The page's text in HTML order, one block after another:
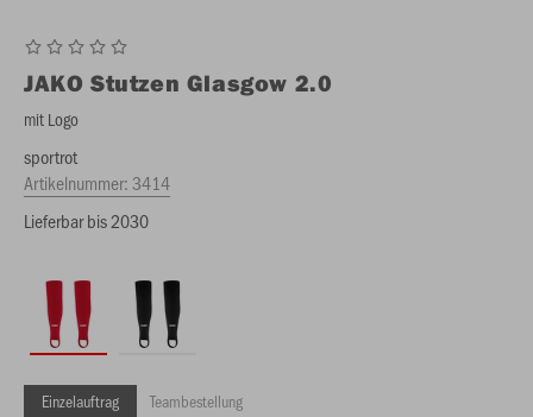
JAKO Stutzen Glasgow 2.0
mit Logo
sportrot
Artikelnummer:3414
Lieferbar bis 2030
Einzelauftrag Teambestellung